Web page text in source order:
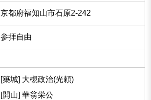
京都府福知山市石原2-242
参拝自由
[築城] 大槻政治(光頼)
[開山] 華翁栄公